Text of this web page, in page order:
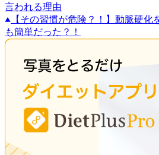
言われる理由
【その習慣が危険？！】動脈硬化
も簡単だった？！